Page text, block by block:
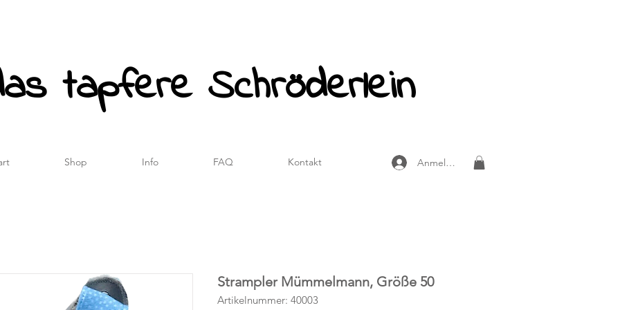
tapfere Schröderlein
Shop Info FAQ Kontakt Anmelden
Strampler Mümmelmann, Größe 50
Artikelnummer: 40003